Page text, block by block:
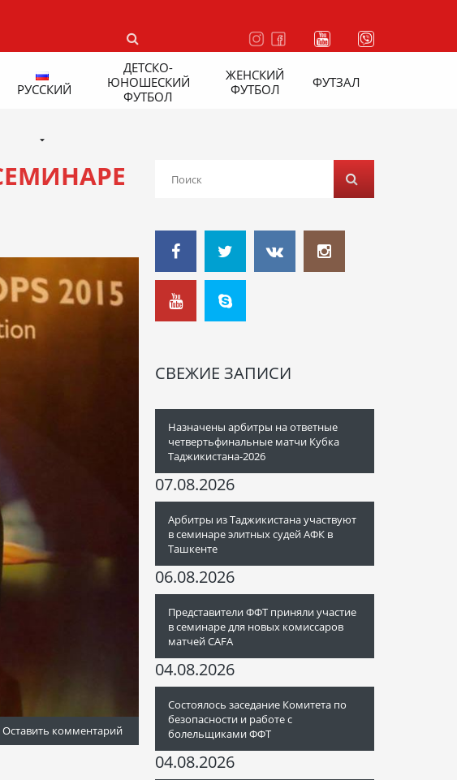
РУССКИЙ
ДЕТСКО-
ЮНОШЕСКИЙ
ФУТБОЛ
ЖЕНСКИЙ
ФУТБОЛ
ФУТЗАЛ
Оставить комментарий
СВЕЖИЕ ЗАПИСИ
Назначены арбитры на ответные
четвертьфинальные матчи Кубка
Таджикистана-2026
07.08.2026
Арбитры из Таджикистана участвуют
в семинаре элитных судей АФК в
Ташкенте
06.08.2026
Представители ФФТ приняли участие
в семинаре для новых комиссаров
матчей CAFA
04.08.2026
Состоялось заседание Комитета по
безопасности и работе с
болельщиками ФФТ
04.08.2026